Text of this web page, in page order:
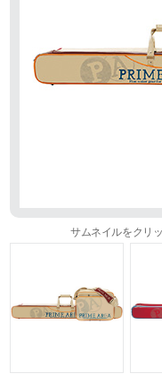
サムネイルをクリ